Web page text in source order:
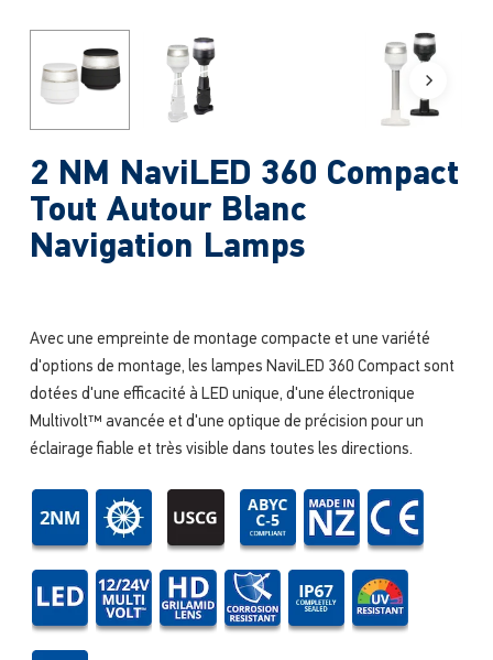
2 NM NaviLED 360 Compact
Tout Autour Blanc
Navigation Lamps
Avec une empreinte de montage compacte et une variété
d'options de montage, les lampes NaviLED 360 Compact sont
dotées d'une efficacité à LED unique, d'une électronique
Multivolt™ avancée et d'une optique de précision pour un
éclairage fiable et très visible dans toutes les directions.